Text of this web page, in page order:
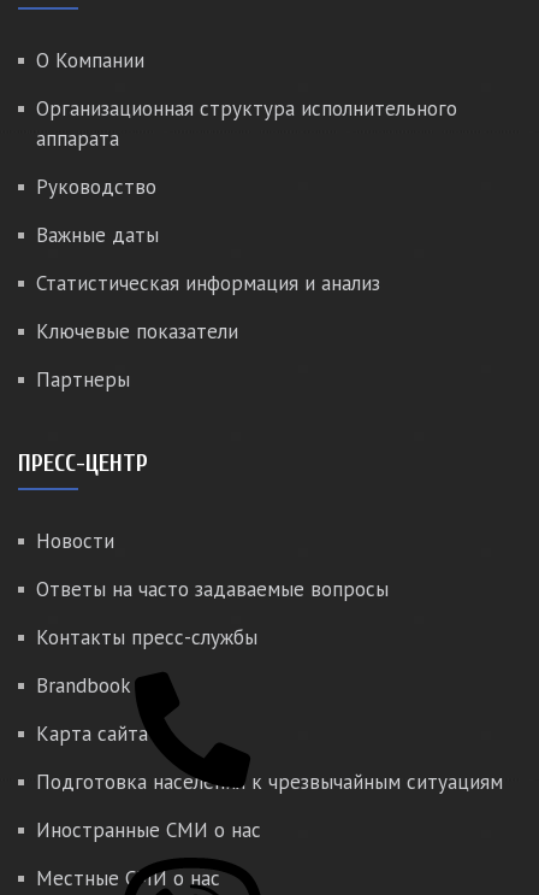
О Компании
Организационная структура исполнительного
аппарата
Руководство
Важные даты
Статистическая информация и анализ
Ключевые показатели
Партнеры
ПРЕСС-ЦЕНТР
Новости
Ответы на часто задаваемые вопросы
Контакты пресс-службы
Brandbook
Карта сайта
Подготовка населения к чрезвычайным ситуациям
Иностранные СМИ о нас
Местные СМИ о нас